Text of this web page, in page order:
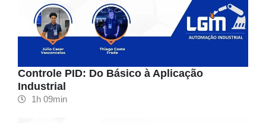
Controle PID: Do Básico à Aplicação
Industrial
1h 09min